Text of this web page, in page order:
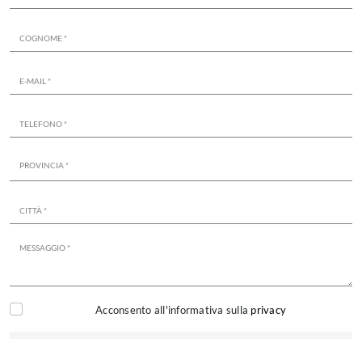
Acconsento all'informativa sulla privacy